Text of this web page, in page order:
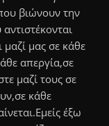
βιώνουν την
μαζί μας σε κάθε
απεργία,σε
μαζί τους σε
κάθε
έξω